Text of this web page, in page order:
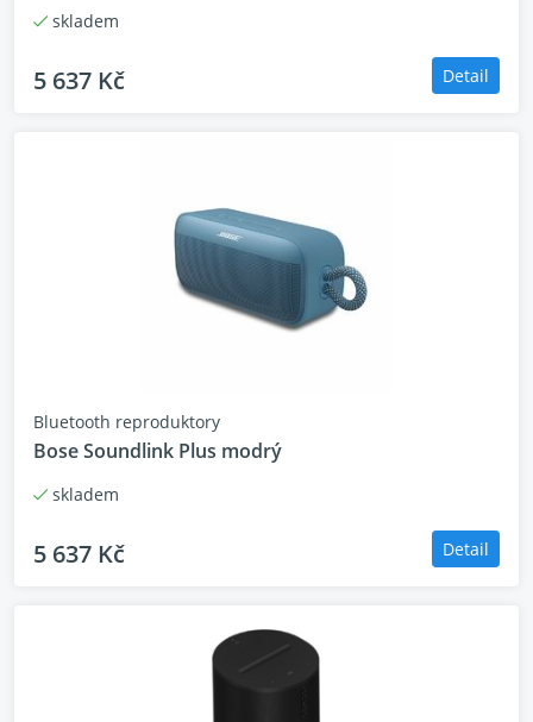
skladem
5 637 Kč Detail
Bluetooth reproduktory
Bose Soundlink Plus modrý
skladem
5 637 Kč Detail